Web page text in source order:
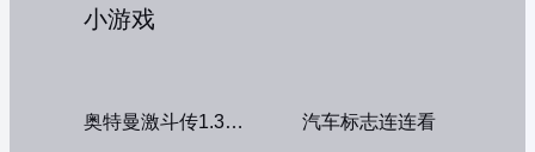
奥特曼激斗传1.3双人版 汽车标志连连看